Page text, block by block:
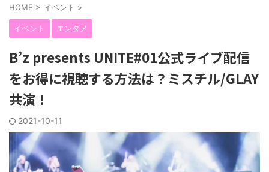
HOME > イベント >
イベント エンタメ
B’z presents UNITE#01公式ライブ配信
をお得に視聴する方法は？ミスチル/GLAY
共演！
2021-10-11